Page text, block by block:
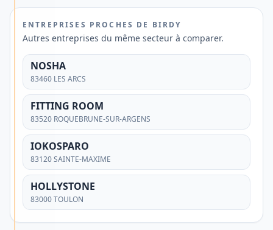
ENTREPRISES PROCHES DE BIRDY
Autres entreprises du même secteur à comparer.
NOSHA
83460 LES ARCS
FITTING ROOM
83520 ROQUEBRUNE-SUR-ARGENS
IOKOSPARO
83120 SAINTE-MAXIME
HOLLYSTONE
83000 TOULON
un
compte
bancaire
simple,
moderne
et
adapté
à
votre
quotidien
?
Découvrez
une